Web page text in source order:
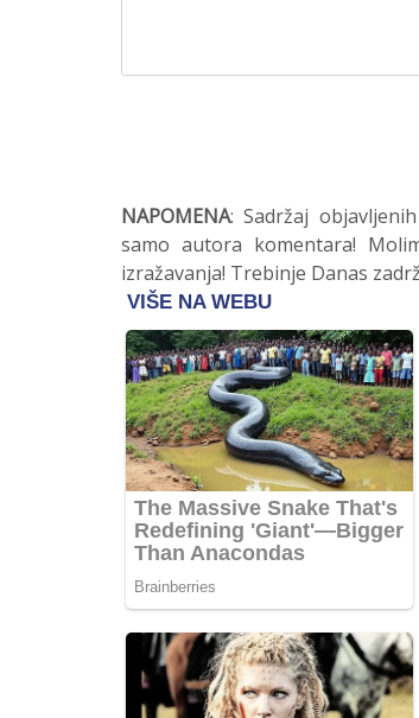
NAPOMENA: Sadržaj
samo autora komentara!
izražavanja! Trebinje Danas